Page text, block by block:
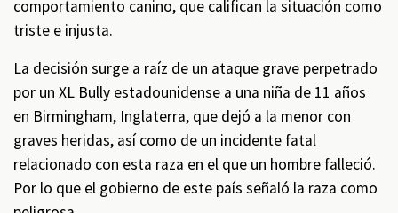
comportamiento canino, que califican la situación como
triste e injusta.
La decisión surge a raíz de un ataque grave perpetrado
por un XL Bully estadounidense a una niña de 11 años
en Birmingham, Inglaterra, que dejó a la menor con
graves heridas, así como de un incidente fatal
relacionado con esta raza en el que un hombre falleció.
Por lo que el gobierno de este país señaló la raza como